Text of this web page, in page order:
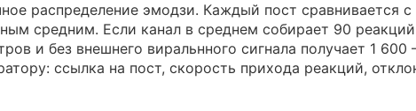
распределение эмодзи. Каждый пост сравнивается
средним. Если канал в среднем собирает 90
и без внешнего виральнного сигнала получает 1 600
ссылка на пост, скорость прихода реакций,